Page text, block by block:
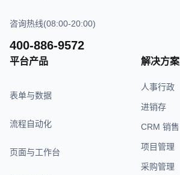
咨询热线(08:00-20:00)
400-886-9572
平台产品
表单与数据
流程自动化
页面与工作台
解决方案
人事行政
进销存
CRM 销售
项目管理
采购管理